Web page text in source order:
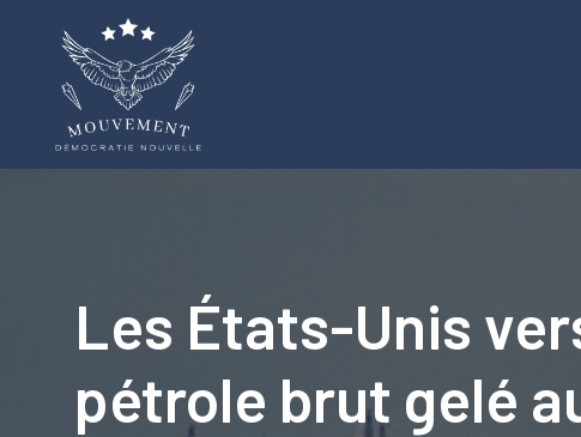
Les États-Unis
pétrole brut gelé